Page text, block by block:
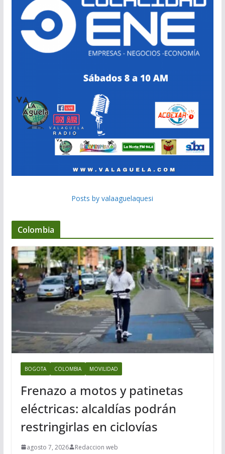
Posts by valaaguelaquesi
Colombia
BOGOTA COLOMBIA MOVILIDAD
Frenazo a motos y patinetas
eléctricas: alcaldías podrán
restringirlas en ciclovías
agosto 7, 2026 Redaccion web